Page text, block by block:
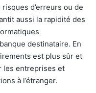
d’erreurs ou de
aussi la rapidité des
destinataire. En
est plus sûr et
les entreprises et
à l’étranger.